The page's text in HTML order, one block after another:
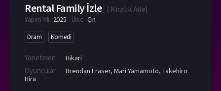
Rental Family İzle ( Kiralık Aile)
Yapım Yılı 2025 Ülke Çin
Dram Komedi
Yönetmen Hikari
Oyuncular Brendan Fraser, Mari Yamamoto, Takehiro
Hira